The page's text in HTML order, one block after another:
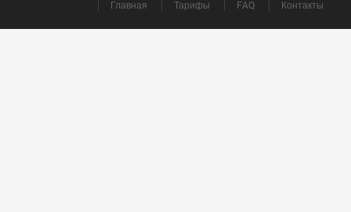
Главная
Тарифы FAQ Контакты